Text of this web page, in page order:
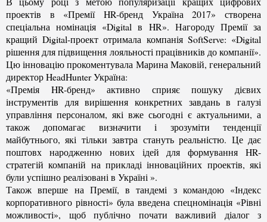
проектів в «Премії HR-бренд Україна 2017» створена
спеціальна номінація «Digital в HR». Нагороду Премії за
кращий Digital-проект отримала компанія SoftServe: «Digital
рішення для підвищення лояльності працівників до компанії».
Цю інновацію прокоментувала Марина Маковій, генеральний
директор HeadHunter Україна:
«Премія HR-бренд» активно сприяє пошуку дієвих
інструментів для вирішення конкретних завдань в галузі
управління персоналом, які вже сьогодні є актуальними, а
також допомагає визначити і зрозуміти тенденції
майбутнього, які тільки завтра стануть реальністю. Це дає
поштовх народженню нових ідей для формування HR-
стратегій компаній на прикладі інноваційних проектів, які
були успішно реалізовані в Україні ».
Також вперше на Премії, в тандемі з командою «Індекс
корпоративного рівності» була введена спецномінація «Рівні
можливості», щоб публічно почати важливий діалог з